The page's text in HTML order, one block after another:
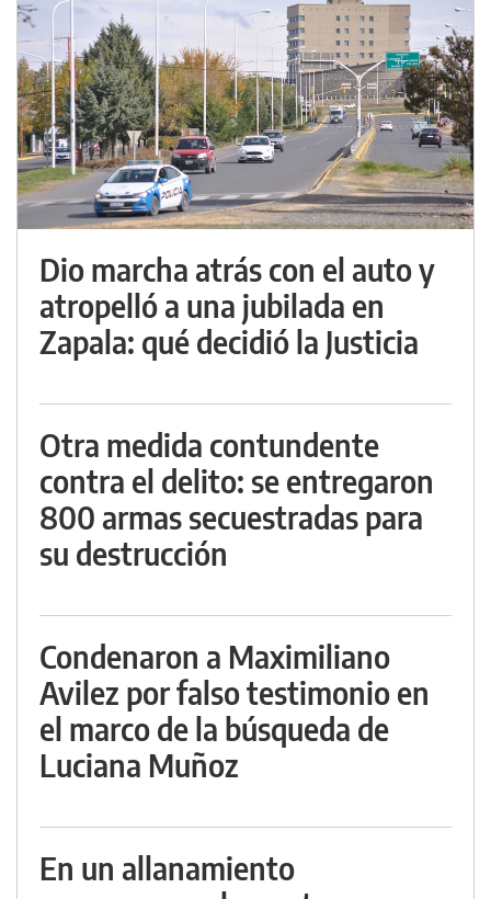
Dio marcha atrás con el auto y
atropelló a una jubilada en
Zapala: qué decidió la Justicia
Otra medida contundente
contra el delito: se entregaron
800 armas secuestradas para
su destrucción
Condenaron a Maximiliano
Avilez por falso testimonio en
el marco de la búsqueda de
Luciana Muñoz
En un allanamiento